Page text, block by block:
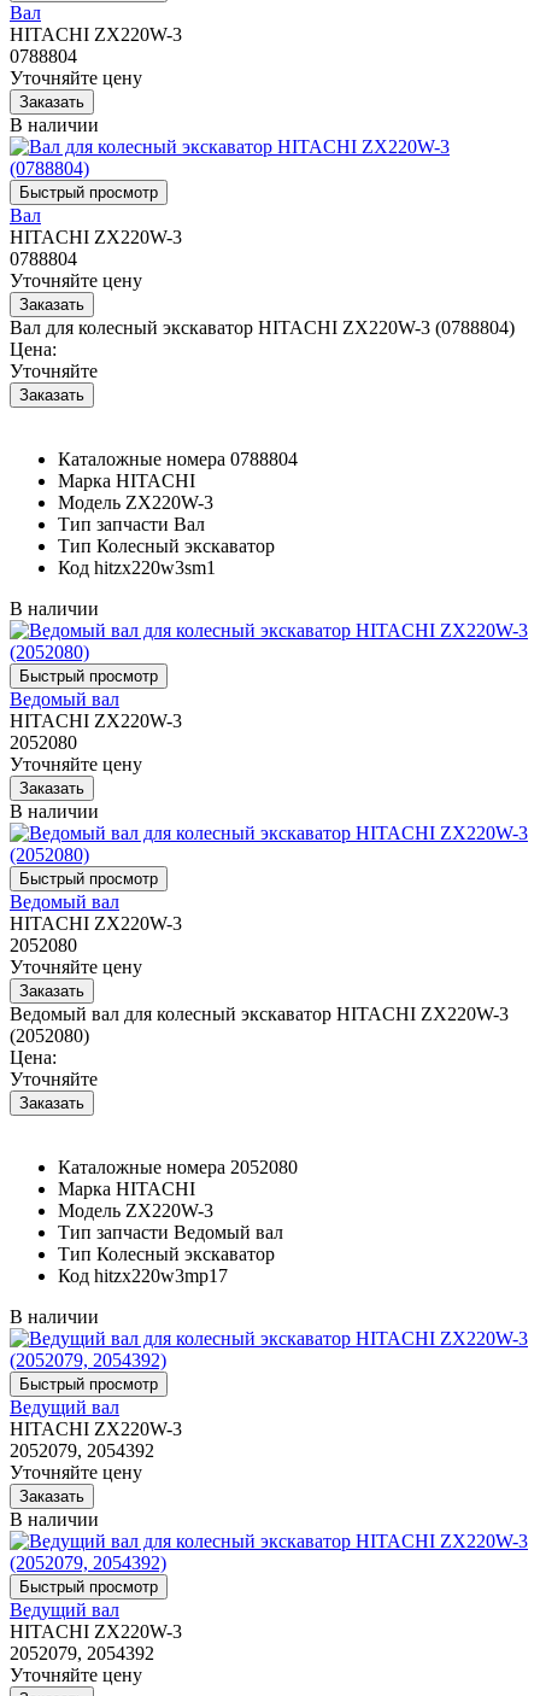
Вал
HITACHI ZX220W-3
0788804
Уточняйте цену
В наличии
Вал
HITACHI ZX220W-3
0788804
Уточняйте цену
Вал для колесный экскаватор HITACHI ZX220W-3 (0788804)
Цена:
Уточняйте
Каталожные номера 0788804
Марка HITACHI
Модель ZX220W-3
Тип запчасти Вал
Тип Колесный экскаватор
Код hitzx220w3sm1
В наличии
Ведомый вал
HITACHI ZX220W-3
2052080
Уточняйте цену
В наличии
Ведомый вал
HITACHI ZX220W-3
2052080
Уточняйте цену
Ведомый вал для колесный экскаватор HITACHI ZX220W-3
(2052080)
Цена:
Уточняйте
Каталожные номера 2052080
Марка HITACHI
Модель ZX220W-3
Тип запчасти Ведомый вал
Тип Колесный экскаватор
Код hitzx220w3mp17
В наличии
Ведущий вал
HITACHI ZX220W-3
2052079, 2054392
Уточняйте цену
В наличии
Ведущий вал
HITACHI ZX220W-3
2052079, 2054392
Уточняйте цену